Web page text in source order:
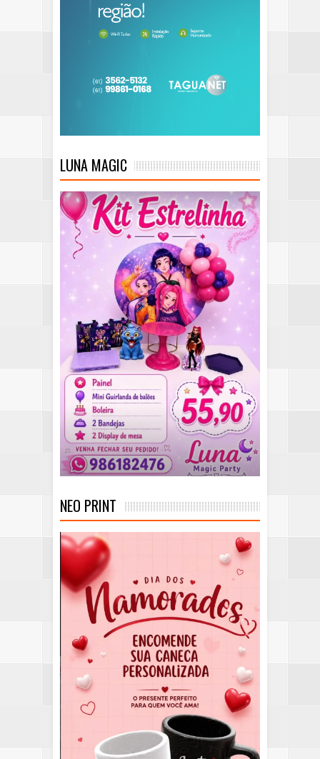
LUNA MAGIC
NEO PRINT